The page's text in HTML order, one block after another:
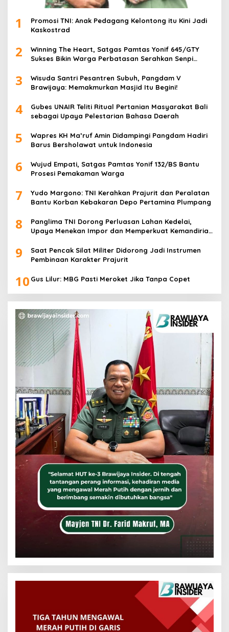
1
Promosi TNI: Anak Pedagang Kelontong itu Kini Jadi
Kaskostrad
2
Winning The Heart, Satgas Pamtas Yonif 645/GTY
Sukses Bikin Warga Perbatasan Serahkan Senpi
3
Wisuda Santri Pesantren Subuh, Pangdam V
Brawijaya: Memakmurkan Masjid Itu Begini!
4
Gubes UNAIR Teliti Ritual Pertanian Masyarakat Bali
sebagai Upaya Pelestarian Bahasa Daerah
5
Wapres KH Ma’ruf Amin Didampingi Pangdam Hadiri
Barus Bersholawat untuk Indonesia
6
Wujud Empati, Satgas Pamtas Yonif 132/BS Bantu
Prosesi Pemakaman Warga
7
Yudo Margono: TNI Kerahkan Prajurit dan Peralatan
Bantu Korban Kebakaran Depo Pertamina Plumpang
8
Panglima TNI Dorong Perluasan Lahan Kedelai,
Upaya Menekan Impor dan Memperkuat Kemandirian
9
Saat Pencak Silat Militer Didorong Jadi Instrumen
Pembinaan Karakter Prajurit
10 Gus Lilur: MBG Pasti Meroket Jika Tanpa Copet